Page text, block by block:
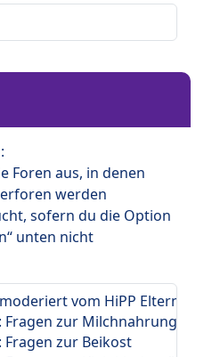
Foren aus, in denen
werden
sofern du die Option
unten nicht